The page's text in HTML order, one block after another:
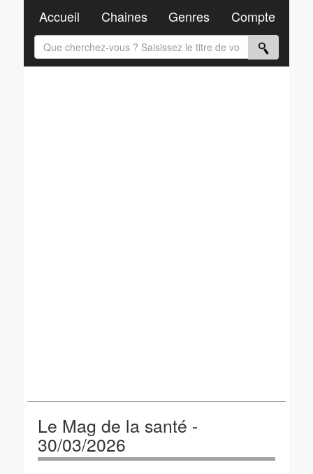
Le Mag de la santé -
30/03/2026
Accueil Chaines Genres Compte